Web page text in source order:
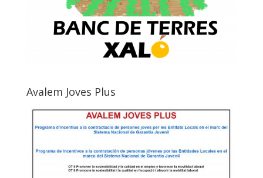
Avalem Joves Plus